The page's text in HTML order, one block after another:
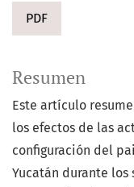
PDF
Resumen
Este artículo
los efectos de las
configuración del
Yucatán durante los